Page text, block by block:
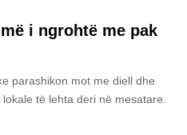
i ngrohtë me pak
parashikon mot me diell dhe
të lehta deri në mesatare.